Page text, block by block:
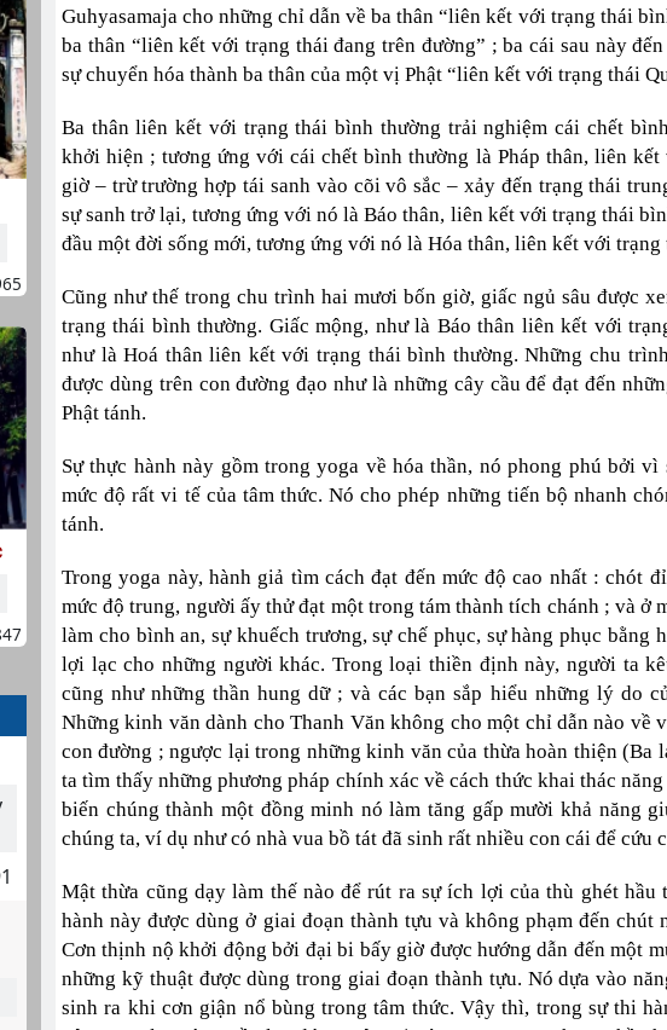
Guhyasamaja cho những chỉ dẫn về ba thân “liên kết với trạng thái
ba thân “liên kết với trạng thái đang trên đường” ; ba cái sau này
sự chuyển hóa thành ba thân của một vị Phật “liên kết với trạng thái
Ba thân liên kết với trạng thái bình thường trải nghiệm cái chết
khởi hiện ; tương ứng với cái chết bình thường là Pháp thân, liên
giờ – trừ trường hợp tái sanh vào cõi vô sắc – xảy đến trạng thái
sự sanh trở lại, tương ứng với nó là Báo thân, liên kết với trạng thái
đầu một đời sống mới, tương ứng với nó là Hóa thân, liên kết với
Cũng như thế trong chu trình hai mươi bốn giờ, giấc ngủ sâu được
trạng thái bình thường. Giấc mộng, như là Báo thân liên kết với
như là Hoá thân liên kết với trạng thái bình thường. Những chu
được dùng trên con đường đạo như là những cây cầu để đạt đến
Phật tánh.
Sự thực hành này gồm trong yoga về hóa thần, nó phong phú bởi
mức độ rất vi tế của tâm thức. Nó cho phép những tiến bộ nhanh
tánh.
Trong yoga này, hành giả tìm cách đạt đến mức độ cao nhất : chót
mức độ trung, người ấy thử đạt một trong tám thành tích chánh ; và ở
làm cho bình an, sự khuếch trương, sự chế phục, sự hàng phục bằng
lợi lạc cho những người khác. Trong loại thiền định này, người ta
cũng như những thần hung dữ ; và các bạn sắp hiểu những lý do
Những kinh văn dành cho Thanh Văn không cho một chỉ dẫn nào về
con đường ; ngược lại trong những kinh văn của thừa hoàn thiện (Ba
ta tìm thấy những phương pháp chính xác về cách thức khai thác
biến chúng thành một đồng minh nó làm tăng gấp mười khả năng
chúng ta, ví dụ như có nhà vua bồ tát đã sinh rất nhiều con cái để cứu
Mật thừa cũng dạy làm thế nào để rút ra sự ích lợi của thù ghét hầu
hành này được dùng ở giai đoạn thành tựu và không phạm đến
Cơn thịnh nộ khởi động bởi đại bi bấy giờ được hướng dẫn đến một
những kỹ thuật được dùng trong giai đoạn thành tựu. Nó dựa vào
sinh ra khi cơn giận nổ bùng trong tâm thức. Vậy thì, trong sự thi